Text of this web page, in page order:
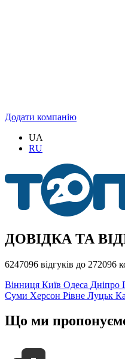
Додати компанію
UA
RU
ДОВІДКА ТА
6247096 відгуків до 272096
Вінниця Київ Одеса Дніпро
Суми Херсон Рівне Луцьк
Що ми